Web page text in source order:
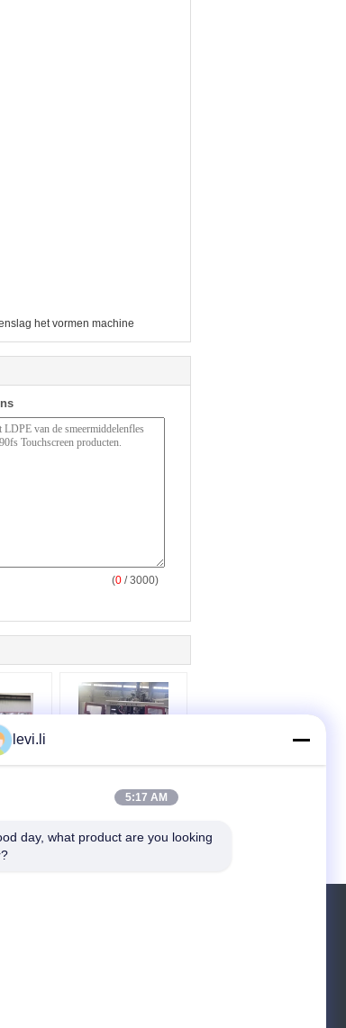
het vormen machine
(0 / 3000)
voor
Blaasvormmachine
levi.li
5:17 AM
day, what product are you looking